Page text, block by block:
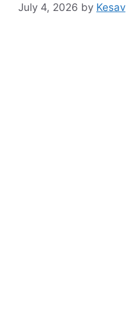
July 4, 2026 by Kesav